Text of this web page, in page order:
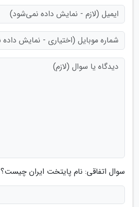
سوال اتفاقی: نام پایتخت ایران چیست؟